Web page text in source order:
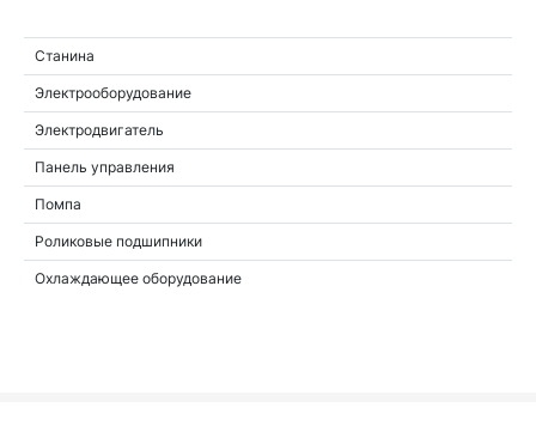
Станина
Электрооборудование
Электродвигатель
Панель управления
Помпа
Роликовые подшипники
Охлаждающее оборудование